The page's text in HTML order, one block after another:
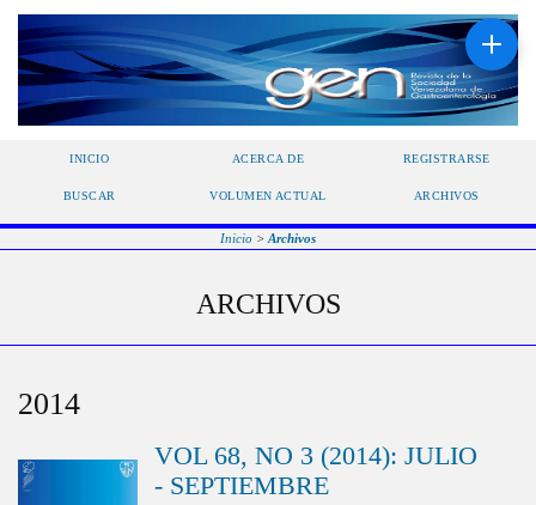
INICIO ACERCA DE REGISTRARSE
BUSCAR VOLUMEN ACTUAL ARCHIVOS
Inicio > Archivos
ARCHIVOS
2014
VOL 68, NO 3 (2014): JULIO
- SEPTIEMBRE